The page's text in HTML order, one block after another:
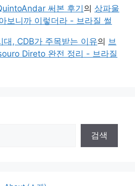
써본 후기의 상파울
보니까 이렇더라 - 브라질 썰
대, CDB가 주목받는 이유의 브
Direto 완전 정리 - 브라질
검색